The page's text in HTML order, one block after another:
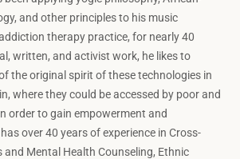
and other principles to his music
therapy practice, for nearly 40
written, and activist work, he likes to
the original spirit of these technologies in
where they could be accessed by poor and
order to gain empowerment and
over 40 years of experience in Cross-
Mental Health Counseling, Ethnic